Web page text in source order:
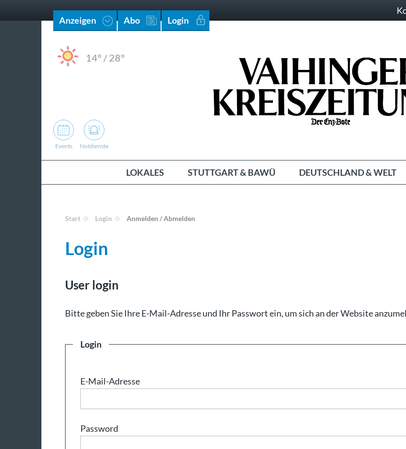
Anzeigen Abo Login
14° /28°
Events Notdienste
LOKALES STUTTGART & BAWÜ DEUTSCHLAND & WELT
Start Login Anmelden / Abmelden
Login
User login
Bit­te ge­ben Sie Ih­re E-Mail-Adresse und Ihr Pass­wort ein, um sich an der Web­site
Login
E-Mail-Adresse
Password